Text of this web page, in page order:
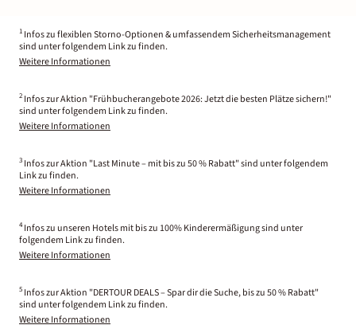
1 Infos zu flexiblen Storno-Optionen & umfassendem Sicherheitsmanagement
sind unter folgendem Link zu finden.
Weitere Informationen
2 Infos zur Aktion "Frühbucherangebote 2026: Jetzt die besten Plätze sichern!"
sind unter folgendem Link zu finden.
Weitere Informationen
3 Infos zur Aktion "Last Minute – mit bis zu 50 % Rabatt" sind unter folgendem
Link zu finden.
Weitere Informationen
4 Infos zu unseren Hotels mit bis zu 100% Kinderermäßigung sind unter
folgendem Link zu finden.
Weitere Informationen
5 Infos zur Aktion "DERTOUR DEALS – Spar dir die Suche, bis zu 50 % Rabatt"
sind unter folgendem Link zu finden.
Weitere Informationen